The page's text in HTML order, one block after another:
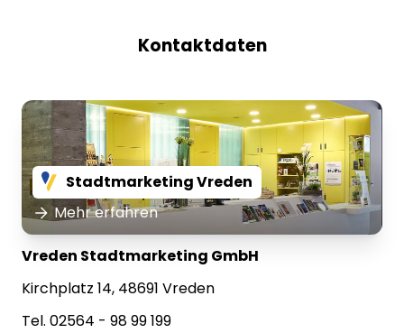
Kontaktdaten
Stadtmarketing Vreden
Mehr erfahren
Vreden Stadtmarketing GmbH
Kirchplatz 14, 48691 Vreden
Tel. 02564 - 98 99 199